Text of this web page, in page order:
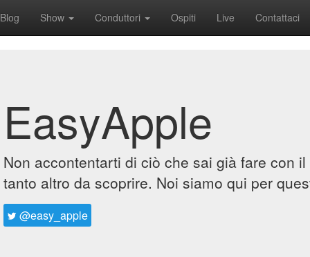
Blog Show Conduttori Ospiti Live Contattaci
EasyApple
Non accontentarti di ciò che sai già fare con
tanto altro da scoprire. Noi siamo qui per
@easy_apple